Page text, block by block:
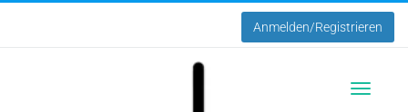
Anmelden/Registrieren